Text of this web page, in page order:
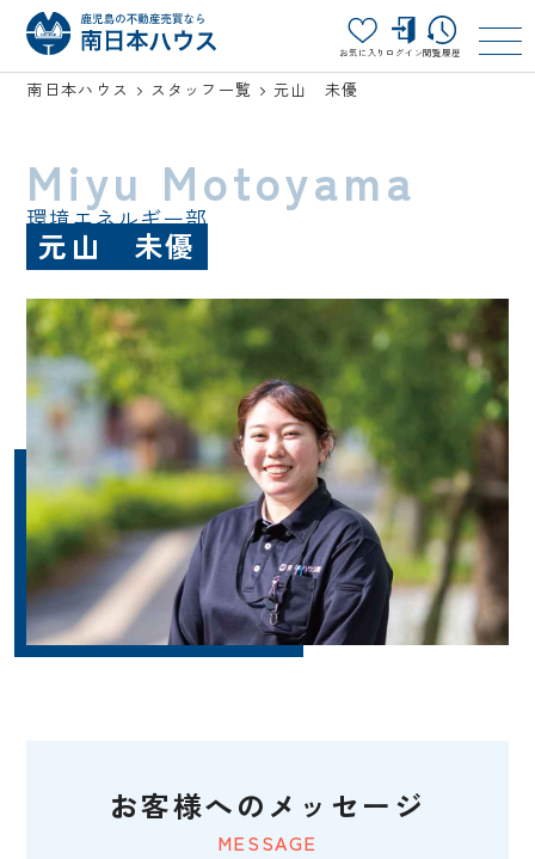
お気に入り ログイン閲覧履歴
南日本ハウス スタッフ一覧 元山 未優
Miyu Motoyama
環境エネルギー部
元山 未優
MESSAGE
お客様へのメッセージ